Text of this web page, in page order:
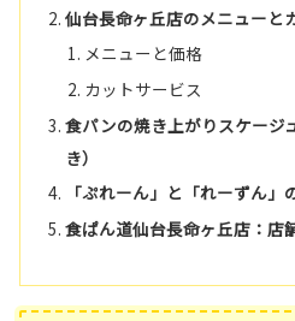
仙台長命ヶ丘店のメニューと
メニューと価格
カットサービス
食パンの焼き上がりスケージ
き）
「ぷれーん」と「れーずん」
食ぱん道仙台長命ヶ丘店：店